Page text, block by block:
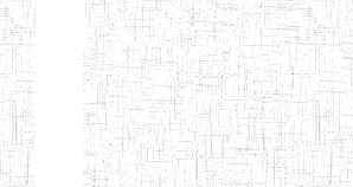
Etablissements
d'enseignement
normal